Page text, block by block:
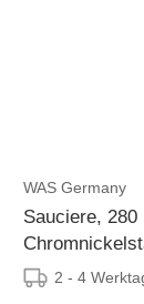
WAS Germany
Sauciere,
2 - 4